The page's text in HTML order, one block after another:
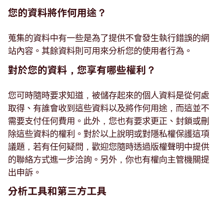
您的資料將作何用途？
蒐集的資料中有一些是為了提供不會發生執行錯誤的網
站內容。其餘資料則可用來分析您的使用者行為。
對於您的資料，您享有哪些權利？
您可時隨時要求知道，被儲存起來的個人資料是從何處
取得、有誰會收到這些資料以及將作何用途，而這並不
需要支付任何費用。此外，您也有要求更正、封鎖或刪
除這些資料的權利。對於以上說明或對隱私權保護這項
議題，若有任何疑問，歡迎您隨時透過版權聲明中提供
的聯絡方式進一步洽詢。另外，你也有權向主管機關提
出申訴。
分析工具和第三方工具